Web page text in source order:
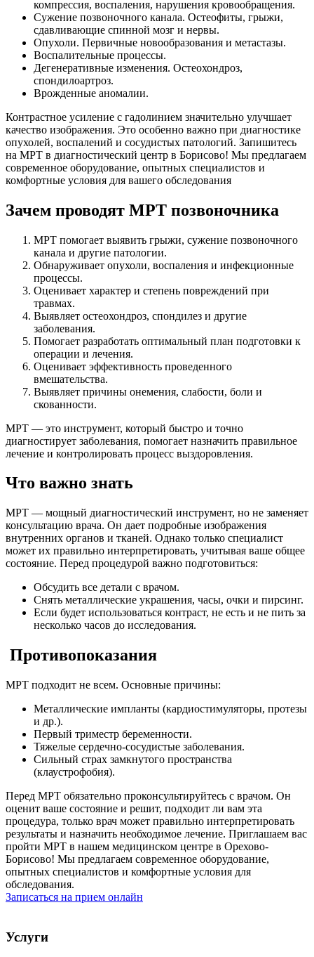
компрессия, воспаления, нарушения кровообращения.
Сужение позвоночного канала. Остеофиты, грыжи,
сдавливающие спинной мозг и нервы.
Опухоли. Первичные новообразования и метастазы.
Воспалительные процессы.
Дегенеративные изменения. Остеохондроз,
спондилоартроз.
Врожденные аномалии.
Контрастное усиление с гадолинием значительно улучшает
качество изображения. Это особенно важно при диагностике
опухолей, воспалений и сосудистых патологий. Запишитесь
на МРТ в диагностический центр в Борисово! Мы предлагаем
современное оборудование, опытных специалистов и
комфортные условия для вашего обследования
Зачем проводят МРТ позвоночника
МРТ помогает выявить грыжи, сужение позвоночного
канала и другие патологии.
Обнаруживает опухоли, воспаления и инфекционные
процессы.
Оценивает характер и степень повреждений при
травмах.
Выявляет остеохондроз, спондилез и другие
заболевания.
Помогает разработать оптимальный план подготовки к
операции и лечения.
Оценивает эффективность проведенного
вмешательства.
Выявляет причины онемения, слабости, боли и
скованности.
МРТ — это инструмент, который быстро и точно
диагностирует заболевания, помогает назначить правильное
лечение и контролировать процесс выздоровления.
Что важно знать
МРТ — мощный диагностический инструмент, но не заменяет
консультацию врача. Он дает подробные изображения
внутренних органов и тканей. Однако только специалист
может их правильно интерпретировать, учитывая ваше общее
состояние. Перед процедурой важно подготовиться:
Обсудить все детали с врачом.
Снять металлические украшения, часы, очки и пирсинг.
Если будет использоваться контраст, не есть и не пить за
несколько часов до исследования.
Противопоказания
МРТ подходит не всем. Основные причины:
Металлические импланты (кардиостимуляторы, протезы
и др.).
Первый триместр беременности.
Тяжелые сердечно-сосудистые заболевания.
Сильный страх замкнутого пространства
(клаустрофобия).
Перед МРТ обязательно проконсультируйтесь с врачом. Он
оценит ваше состояние и решит, подходит ли вам эта
процедура, только врач может правильно интерпретировать
результаты и назначить необходимое лечение. Приглашаем вас
пройти МРТ в нашем медицинском центре в Орехово-
Борисово! Мы предлагаем современное оборудование,
опытных специалистов и комфортные условия для
обследования.
Записаться на прием онлайн
Услуги